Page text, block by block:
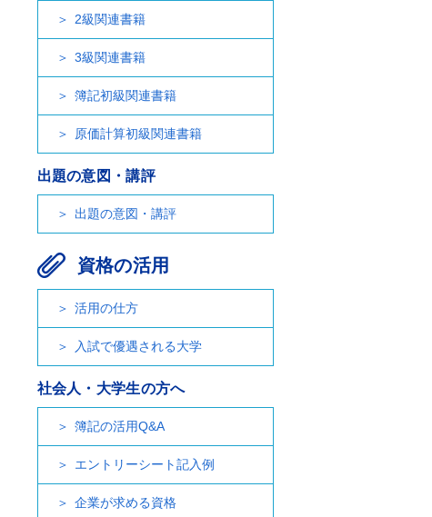
2級関連書籍
3級関連書籍
簿記初級関連書籍
原価計算初級関連書籍
出題の意図・講評
出題の意図・講評
資格の活用
活用の仕方
入試で優遇される大学
社会人・大学生の方へ
簿記の活用Q&A
エントリーシート記入例
企業が求める資格